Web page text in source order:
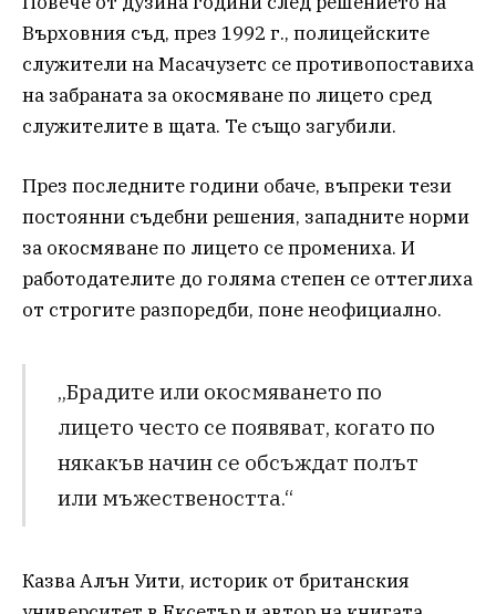
Върховния съд, през 1992 г., полицейските
служители на Масачузетс се противопоставиха
на забраната за окосмяване по лицето сред
служителите в щата. Те също загубили.
През последните години обаче, въпреки тези
постоянни съдебни решения, западните норми
за окосмяване по лицето се промениха. И
работодателите до голяма степен се оттеглиха
от строгите разпоредби, поне неофициално.
„Брадите или окосмяването по
лицето често се появяват, когато по
някакъв начин се обсъждат полът
или мъжествеността.“
Казва Алън Уити, историк от британския